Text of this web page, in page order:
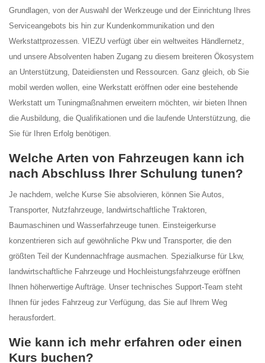
Grundlagen, von der Auswahl der Werkzeuge und der Einrichtung Ihres
Serviceangebots bis hin zur Kundenkommunikation und den
Werkstattprozessen. VIEZU verfügt über ein weltweites Händlernetz,
und unsere Absolventen haben Zugang zu diesem breiteren Ökosystem
an Unterstützung, Dateidiensten und Ressourcen. Ganz gleich, ob Sie
mobil werden wollen, eine Werkstatt eröffnen oder eine bestehende
Werkstatt um Tuningmaßnahmen erweitern möchten, wir bieten Ihnen
die Ausbildung, die Qualifikationen und die laufende Unterstützung, die
Sie für Ihren Erfolg benötigen.
Welche Arten von Fahrzeugen kann ich
nach Abschluss Ihrer Schulung tunen?
Je nachdem, welche Kurse Sie absolvieren, können Sie Autos,
Transporter, Nutzfahrzeuge, landwirtschaftliche Traktoren,
Baumaschinen und Wasserfahrzeuge tunen. Einsteigerkurse
konzentrieren sich auf gewöhnliche Pkw und Transporter, die den
größten Teil der Kundennachfrage ausmachen. Spezialkurse für Lkw,
landwirtschaftliche Fahrzeuge und Hochleistungsfahrzeuge eröffnen
Ihnen höherwertige Aufträge. Unser technisches Support-Team steht
Ihnen für jedes Fahrzeug zur Verfügung, das Sie auf Ihrem Weg
herausfordert.
Wie kann ich mehr erfahren oder einen
Kurs buchen?